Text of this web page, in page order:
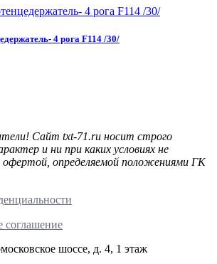
4 рога F114 /30/
Сайт txt-71.ru носит строго
и ни при каких условиях не
офертой, определяемой положениями ГК
соглашение
шоссе, д. 4, 1 этаж